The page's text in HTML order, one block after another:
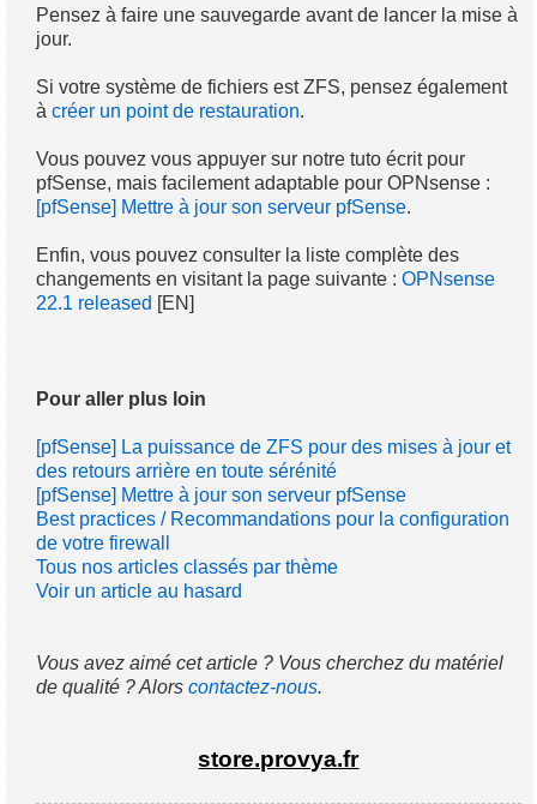
Pensez à faire une sauvegarde avant de lancer la mise à
jour.
Si votre système de fichiers est ZFS, pensez également
àcréer un point de restauration.
Vous pouvez vous appuyer sur notre tuto écrit pour
pfSense, mais facilement adaptable pour OPNsense :
[pfSense] Mettre à jour son serveur pfSense.
Enfin, vous pouvez consulter la liste complète des
changements en visitant la page suivante :OPNsense
22.1 released [EN]
Pour aller plus loin
[pfSense] La puissance de ZFS pour des mises à jour et
des retours arrière en toute sérénité
[pfSense] Mettre à jour son serveur pfSense
Best practices / Recommandations pour la configuration
de votre firewall
Tous nos articles classés par thème
Voir un article au hasard
Vous avez aimé cet article ? Vous cherchez du matériel
de qualité ? Alorscontactez-nous.
store.provya.fr